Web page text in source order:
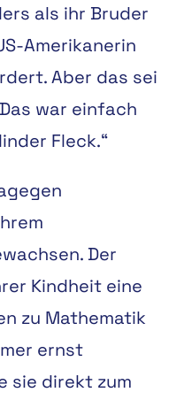
als ihr Bruder
Amerikanerin
Aber das sei
war einfach
Fleck.“
Der
Kindheit eine
zu Mathematik
ernst
sie direkt zum